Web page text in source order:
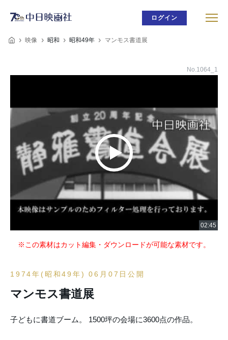
ログイン
映像 昭和 昭和49年 マンモス書道展
No.1064_1
※この素材はカット編集・ダウンロードが可能な素材です。
1974年(昭和49年) 06月07日公開
マンモス書道展
子どもに書道ブーム。 1500坪の会場に3600点の作品。